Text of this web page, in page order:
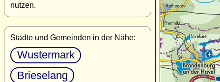
nutzen.
Städte und Gemeinden in der Nähe:
Wustermark
Brieselang